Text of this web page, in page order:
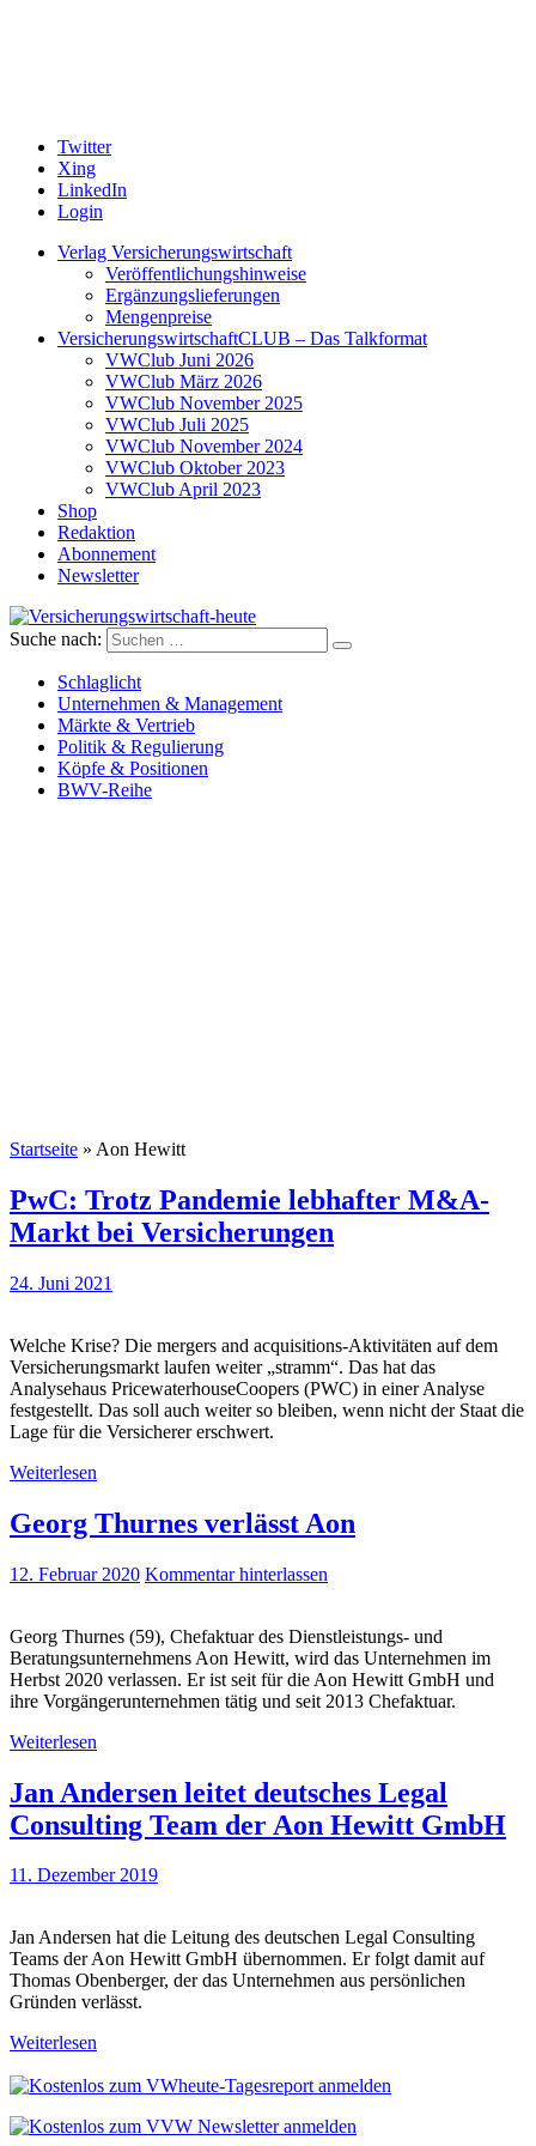
Twitter
Xing
LinkedIn
Login
Verlag Versicherungswirtschaft
Veröffentlichungshinweise
Ergänzungslieferungen
Mengenpreise
VersicherungswirtschaftCLUB – Das Talkformat
VWClub Juni 2026
VWClub März 2026
VWClub November 2025
VWClub Juli 2025
VWClub November 2024
VWClub Oktober 2023
VWClub April 2023
Shop
Redaktion
Abonnement
Newsletter
Versicherungswirtschaft-heute
Suche nach:
Schlaglicht
Unternehmen & Management
Märkte & Vertrieb
Politik & Regulierung
Köpfe & Positionen
BWV-Reihe
Startseite » Aon Hewitt
PwC: Trotz Pandemie lebhafter M&A-
Markt bei Versicherungen
24. Juni 2021
Welche Krise? Die mergers and acquisitions-Aktivitäten auf dem
Versicherungsmarkt laufen weiter „stramm“. Das hat das
Analysehaus PricewaterhouseCoopers (PWC) in einer Analyse
festgestellt. Das soll auch weiter so bleiben, wenn nicht der Staat die
Lage für die Versicherer erschwert.
Weiterlesen
Georg Thurnes verlässt Aon
12. Februar 2020 Kommentar hinterlassen
Georg Thurnes (59), Chefaktuar des Dienstleistungs- und
Beratungsunternehmens Aon Hewitt, wird das Unternehmen im
Herbst 2020 verlassen. Er ist seit für die Aon Hewitt GmbH und
ihre Vorgängerunternehmen tätig und seit 2013 Chefaktuar.
Weiterlesen
Jan Andersen leitet deutsches Legal
Consulting Team der Aon Hewitt GmbH
11. Dezember 2019
Jan Andersen hat die Leitung des deutschen Legal Consulting
Teams der Aon Hewitt GmbH übernommen. Er folgt damit auf
Thomas Obenberger, der das Unternehmen aus persönlichen
Gründen verlässt.
Weiterlesen